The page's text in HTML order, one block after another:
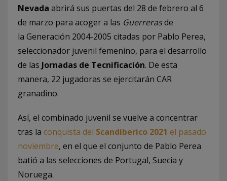
Nevada abrirá sus puertas del 28 de febrero al 6
de marzo para acoger a las Guerrerasde
la Generación 2004-2005 citadas por Pablo Perea,
seleccionador juvenil femenino, para el desarrollo
de las Jornadas de Tecnificación. De esta
manera, 22 jugadoras se ejercitarán CAR
granadino.
Así, el combinado juvenil se vuelve a concentrar
tras la conquista del Scandiberico 2021 el pasado
noviembre, en el que el conjunto de Pablo Perea
batió a las selecciones de Portugal, Suecia y
Noruega.